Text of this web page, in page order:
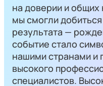
на доверии и общих
мы смогли
результата —
событие стало
нашими странами и
высокого
специалистов.